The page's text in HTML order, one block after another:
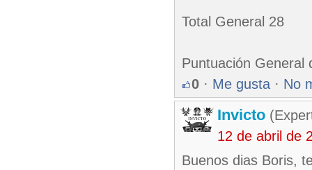
Total General 28
Puntuación General
0 · Me gusta · No
Invicto
12 de abril de
Buenos dias Boris,